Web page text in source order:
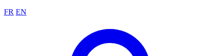
FR EN